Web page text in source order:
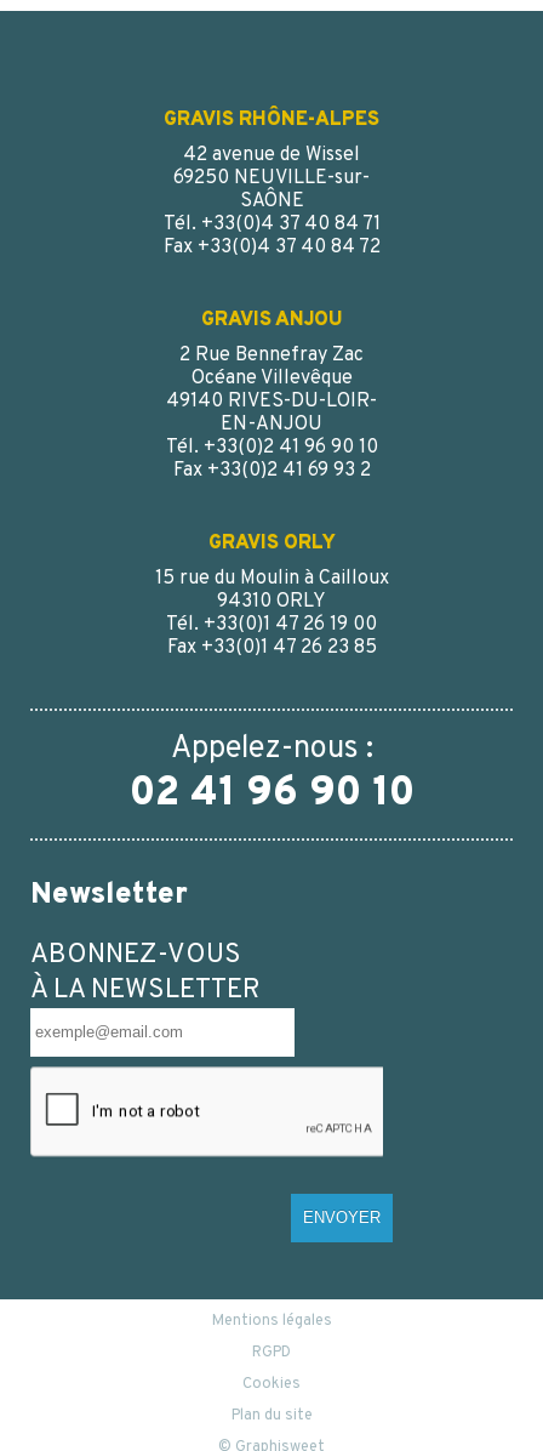
CAPSULE ALUMINIUM OR 38/400 JOINT POLESPAN
CAPSULE PP NOIR 48/400 JOINT TS
GRAVIS RHÔNE-ALPES
42 avenue de Wissel
69250 NEUVILLE-sur-
SAÔNE
Tél. +33(0)4 37 40 84 71
Fax +33(0)4 37 40 84 72
GRAVIS ANJOU
2 Rue Bennefray Zac
Océane Villevêque
49140 RIVES-DU-LOIR-
EN-ANJOU
Tél. +33(0)2 41 96 90 10
Fax +33(0)2 41 69 93 2
GRAVIS ORLY
15 rue du Moulin à Cailloux
94310 ORLY
Tél. +33(0)1 47 26 19 00
Fax +33(0)1 47 26 23 85
Appelez-nous :
02 41 96 90 10
Newsletter
ABONNEZ-VOUS
À LA NEWSLETTER
ENVOYER
Mentions légales
RGPD
Cookies
Plan du site
© Graphisweet